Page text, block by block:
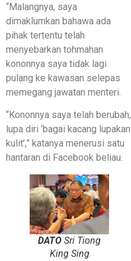
“Malangnya, saya
dimaklumkan bahawa ada
pihak tertentu telah
menyebarkan tohmahan
kononnya saya tidak lagi
pulang ke kawasan selepas
memegang jawatan menteri.
“Kononnya saya telah berubah,
lupa diri ‘bagai kacang lupakan
kulit’,” katanya menerusi satu
hantaran di Facebook beliau.
DATO Sri Tiong
King Sing